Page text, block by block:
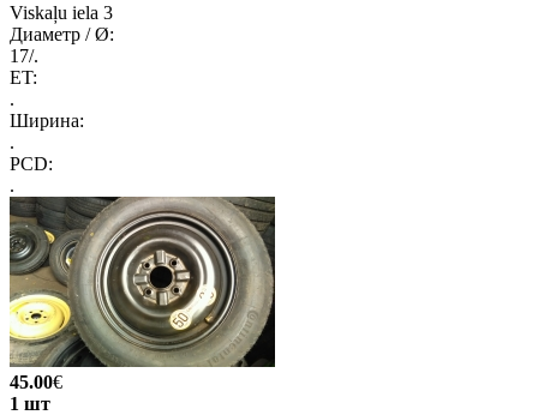
Viskaļu iela 3
Диаметр / Ø:
17/.
ET:
.
Ширина:
.
PCD:
.
45.00€
1 шт